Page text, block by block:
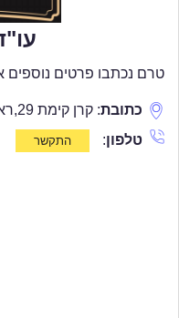
טרם נכתבו פרטים נוספים
כתובת: קרן קימת 29 ,
טלפון: